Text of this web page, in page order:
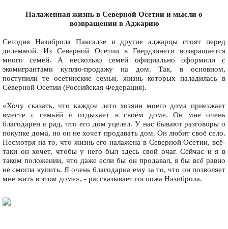
Налаженная жизнь в Северной Осетии и мысли о
возвращении в Аджарию
Сегодня Назиброла Паксадзе и другие аджарцы стоят перед
дилеммой. Из Северной Осетии в Гвердзинети возвращается
много семей. А несколько семей официально оформили с
экомигрантами куплю-продажу на дом. Так, в основном,
поступили те осетинские семьи, жизнь которых наладилась в
Северной Осетии (Российская Федерация).
«Хочу сказать, что каждое лето хозяин моего дома приезжает
вместе с семьёй и отдыхает в своём доме. Он мне очень
благодарен и рад, что его дом уцелел. У нас бывают разговоры о
покупке дома, но он не хочет продавать дом. Он любит своё село.
Несмотря на то, что жизнь его налажена в Северной Осетии, всё-
таки он хочет, чтобы у него был здесь свой очаг. Сейчас и я в
таком положении, что даже если бы он продавал, я бы всё равно
не смогла купить. Я очень благодарна ему за то, что он позволяет
мне жить в этом доме», - рассказывает госпожа Назиброла.